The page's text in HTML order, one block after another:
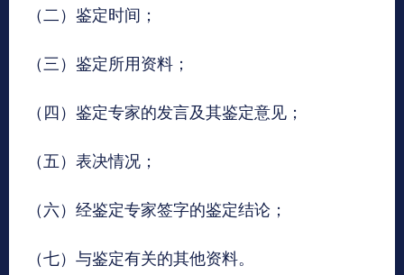
（二）鉴定时间；
（三）鉴定所用资料；
（四）鉴定专家的发言及其鉴定意见；
（五）表决情况；
（六）经鉴定专家签字的鉴定结论；
（七）与鉴定有关的其他资料。